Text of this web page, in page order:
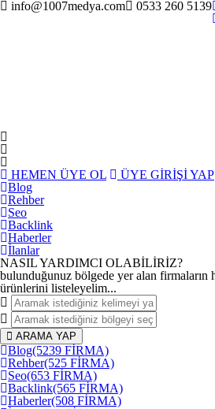
info@1007medya.com 0533 260 5139
HEMEN ÜYE OL
ÜYE GİRİŞİ YAP
Blog
Rehber
Seo
Backlink
Haberler
İlanlar
NASIL YARDIMCI OLABİLİRİZ?
bulunduğunuz bölgede yer alan firmaların
ürünlerini listeleyelim...
ARAMA YAP
Blog(5239 FİRMA)
Rehber(525 FİRMA)
Seo(653 FİRMA)
Backlink(565 FİRMA)
Haberler(508 FİRMA)